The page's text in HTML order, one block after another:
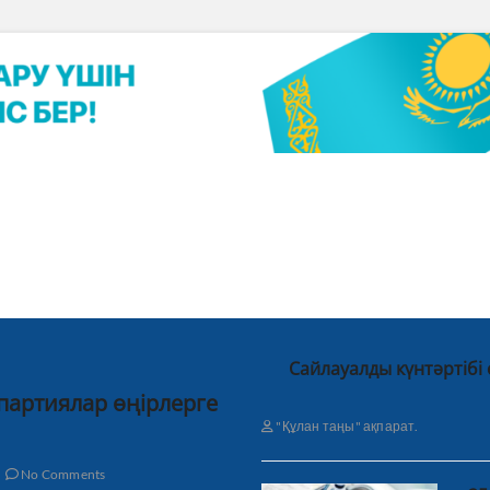
өңірлерге
No Comments
Сайлауалды
"Құлан таңы" ақпарат.